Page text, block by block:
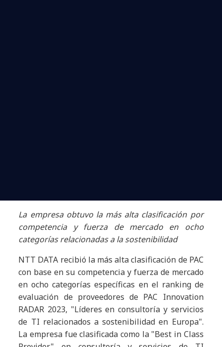
La empresa obtuvo la más alta clasificación por
competencia y fuerza de mercado en ocho
categorías relacionadas a la sostenibilidad
NTT DATA recibió la más alta clasificación de PAC
con base en su competencia y fuerza de mercado
en ocho categorías específicas en el ranking de
evaluación de proveedores de PAC Innovation
RADAR 2023, "Líderes en consultoría y servicios
de TI relacionados a sostenibilidad en Europa".
La empresa fue clasificada como la "Best in Class